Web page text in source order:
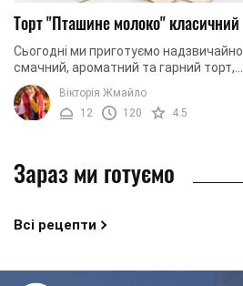
Торт "Пташине молоко" класичний
Сьогодні ми приготуємо надзвичайно
смачний, ароматний та гарний торт,
який має назву «Пташине молоко».
Рецептів цього десерту існує
неймовірно велика ...
Вікторія Жмайло
12
120 4.5
Зараз ми готуємо
Всі рецепти